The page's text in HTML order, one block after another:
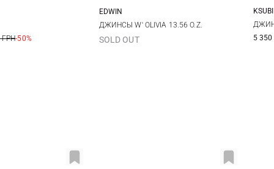
ГРН-50%
25 26 27
EDWIN
ДЖИНСЫ W' OLIVIA 13.56 O.Z.
SOLD OUT
KSUBI
5